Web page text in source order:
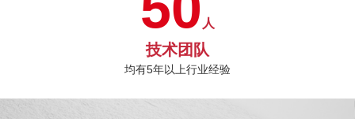
人
技术团队
均有5年以上行业经验